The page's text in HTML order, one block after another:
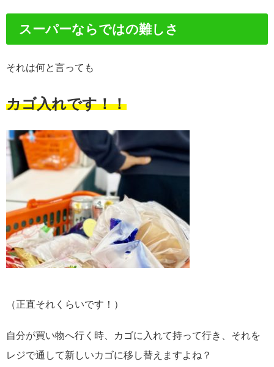
スーパーならではの難しさ
それは何と言っても
カゴ入れです！！
（正直それくらいです！）
自分が買い物へ行く時、カゴに入れて持って行き、それを
レジで通して新しいカゴに移し替えますよね？